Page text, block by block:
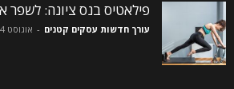
פילאטיס בנס ציונה: לשפר
עורך חדשות עסקים קטנים - אוגוסט 4, 2026